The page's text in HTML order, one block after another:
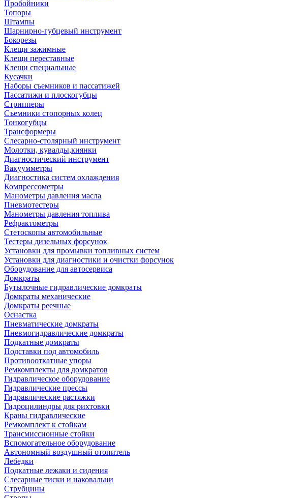
Пробойники
Топоры
Штампы
Шарнирно-губцевый инструмент
Бокорезы
Клещи зажимные
Клещи переставные
Клещи специальные
Кусачки
Наборы съемников и пассатижей
Пассатижи и плоскогубцы
Стрипперы
Съемники стопорных колец
Тонкогубцы
Трансформеры
Слесарно-столярный инструмент
Молотки, кувалды,киянки
Диагностический инструмент
Вакуумметры
Диагностика систем охлаждения
Компрессометры
Манометры давления масла
Пневмотестеры
Манометры давления топлива
Рефрактометры
Стетоскопы автомобильные
Тестеры дизельных форсунок
Установки для промывки топливных систем
Установки для диагностики и очистки форсунок
Оборудование для автосервиса
Домкраты
Бутылочные гидравлические домкраты
Домкраты механические
Домкраты реечные
Оснастка
Пневматические домкраты
Пневмогидравлические домкраты
Подкатные домкраты
Подставки под автомобиль
Противооткатные упоры
Ремкомплекты для домкратов
Гидравлическое оборудование
Гидравлические прессы
Гидравлические растяжки
Гидроцилиндры для рихтовки
Краны гидравлические
Ремкомплект к стойкам
Трансмиссионные стойки
Вспомогательное оборудование
Автономный воздушный отопитель
Лебедки
Подкатные лежаки и сидения
Слесарные тиски и наковальни
Струбцины